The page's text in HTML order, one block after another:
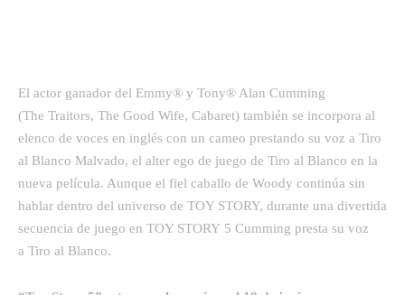
El actor ganador del Emmy® y Tony® Alan Cumming
(The Traitors, The Good Wife, Cabaret) también se incorpora al
elenco de voces en inglés con un cameo prestando su voz a Tiro
al Blanco Malvado, el alter ego de juego de Tiro al Blanco en la
nueva película. Aunque el fiel caballo de Woody continúa sin
hablar dentro del universo de TOY STORY, durante una divertida
secuencia de juego en TOY STORY 5 Cumming presta su voz
a Tiro al Blanco.